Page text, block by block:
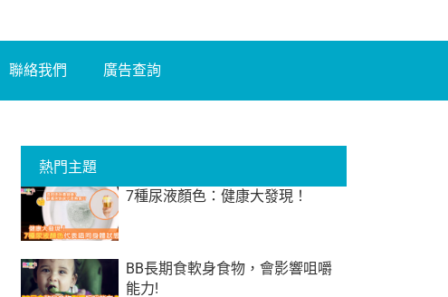
聯絡我們 廣告查詢
熱門主題
7種尿液顏色：健康大發現！
BB長期食軟身食物，會影響咀嚼
能力!